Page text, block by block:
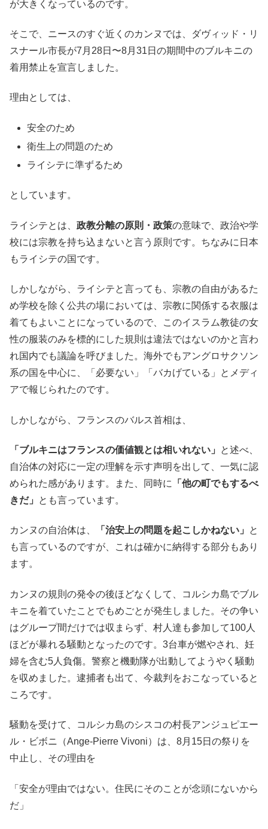
が大きくなっているのです。
そこで、ニースのすぐ近くのカンヌでは、ダヴィッド・リ
スナール市長が7月28日〜8月31日の期間中のブルキニの
着用禁止を宣言しました。
理由としては、
安全のため
衛生上の問題のため
ライシテに準ずるため
としています。
ライシテとは、 政教分離の原則・政策の意味で、政治や学
校には宗教を持ち込まないと言う原則です。ちなみに日本
もライシテの国です。
しかしながら、ライシテと言っても、宗教の自由があるた
め学校を除く公共の場においては、宗教に関係する衣服は
着てもよいことになっているので、このイスラム教徒の女
性の服装のみを標的にした規則は違法ではないのかと言わ
れ国内でも議論を呼びました。海外でもアングロサクソン
系の国を中心に、「必要ない」「バカげている」とメディ
アで報じられたのです。
しかしながら、フランスのバルス首相は、
「ブルキニはフランスの価値観とは相いれない」
と述べ、
自治体の対応に一定の理解を示す声明を出して、一気に認
められた感があります。また、同時に
「他の町でもするべ
きだ」
とも言っています。
カンヌの自治体は、 「治安上の問題を起こしかねない」
と
も言っているのですが、これは確かに納得する部分もあり
ます。
カンヌの規則の発令の後ほどなくして、コルシカ島でブル
キニを着ていたことでもめごとが発生しました。その争い
はグループ間だけでは収まらず、村人達も参加して100人
ほどが暴れる騒動となったのです。3台車が燃やされ、妊
婦を含む5人負傷。警察と機動隊が出動してようやく騒動
を収めました。逮捕者も出て、今裁判をおこなっていると
ころです。
騒動を受けて、コルシカ島のシスコの村長アンジュピエー
ル・ビボニ（Ange-Pierre Vivoni）は、8月15日の祭りを
中止し、その理由を
「安全が理由ではない。住民にそのことが念頭にないから
だ」